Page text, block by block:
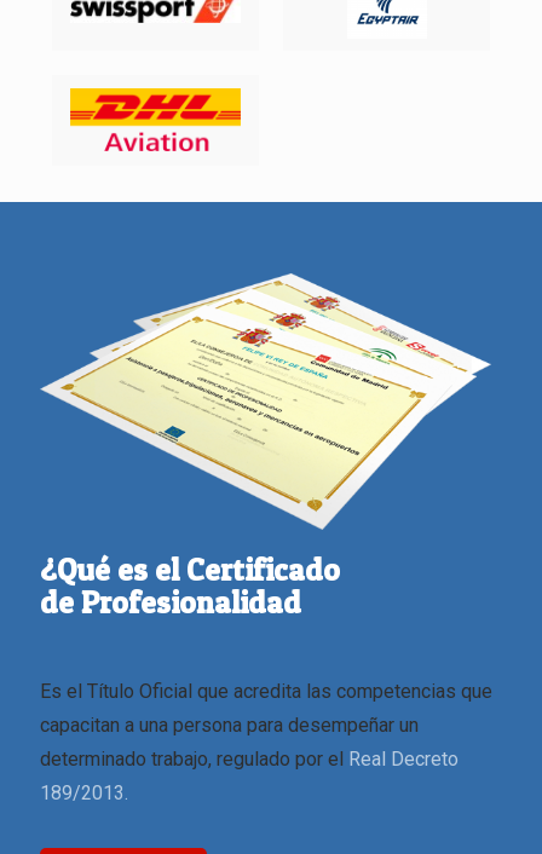
¿Qué es el Certificado
de Profesionalidad
Es el Título Oficial que acredita las competencias que
capacitan a una persona para desempeñar un
determinado trabajo, regulado por el Real Decreto
189/2013.